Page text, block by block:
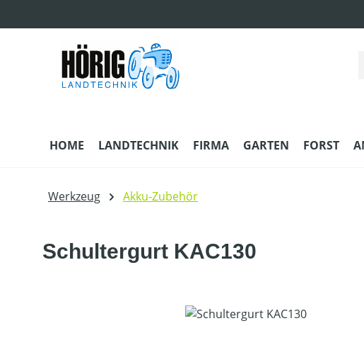
HOME LANDTECHNIK FIRMA GARTEN FORST
Werkzeug Akku-Zubehör
Schultergurt KAC130